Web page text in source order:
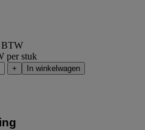
BTW
per stuk
+ In winkelwagen